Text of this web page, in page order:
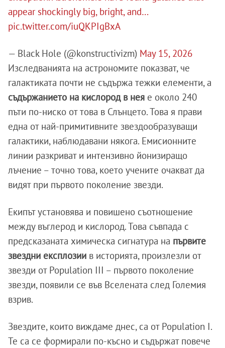
appear shockingly big, bright, and…
pic.twitter.com/iuQKPIgBxA
— Black Hole (@konstructivizm) May 15, 2026
Изследванията на астрономите показват, че
галактиката почти не съдържа тежки елементи, а
съдържанието на кислород в нея е около 240
пъти по-ниско от това в Слънцето. Това я прави
една от най-примитивните звездообразуващи
галактики, наблюдавани някога. Емисионните
линии разкриват и интензивно йонизиращо
лъчение – точно това, което учените очакват да
видят при първото поколение звезди.
Екипът установява и повишено съотношение
между въглерод и кислород. Това съвпада с
предсказаната химическа сигнатура на първите
звездни експлозии в историята, произлезли от
звезди от Population III – първото поколение
звезди, появили се във Вселената след Големия
взрив.
Звездите, които виждаме днес, са от Population I.
Те са се формирали по-късно и съдържат повече